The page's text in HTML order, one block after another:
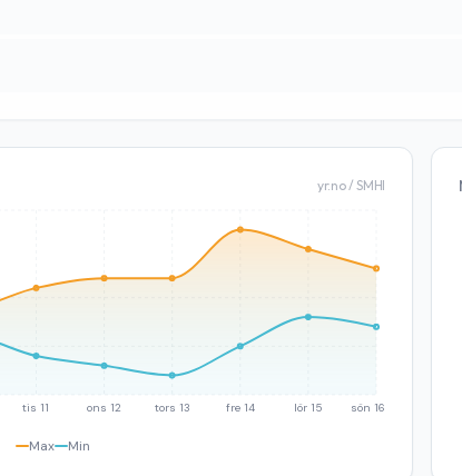
yr.no / SMHI
tis 11 ons 12 tors 13 fre 14 lör 15 sön 16
Max Min